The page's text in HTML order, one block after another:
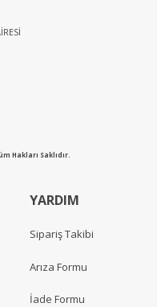
Hakları Saklıdır.
YARDIM
Sipariş Takibi
Arıza Formu
İade Formu